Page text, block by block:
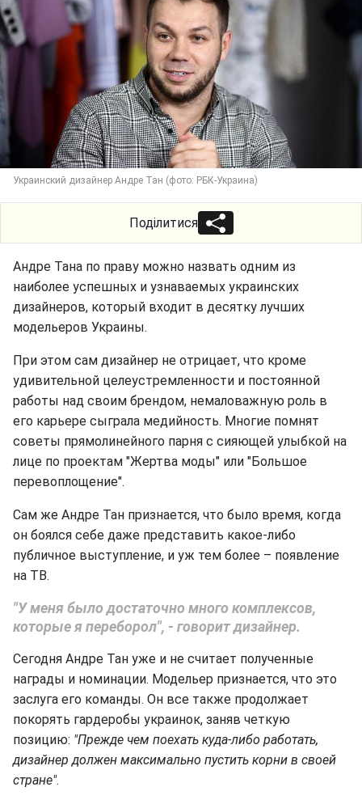
Украинский дизайнер Андре Тан (фото: РБК-Украина)
Поділитися
Андре Тана по праву можно назвать одним из
наиболее успешных и узнаваемых украинских
дизайнеров, который входит в десятку лучших
модельеров Украины.
При этом сам дизайнер не отрицает, что кроме
удивительной целеустремленности и постоянной
работы над своим брендом, немаловажную роль в
его карьере сыграла медийность. Многие помнят
советы прямолинейного парня с сияющей улыбкой на
лице по проектам "Жертва моды" или "Большое
перевоплощение".
Сам же Андре Тан признается, что было время, когда
он боялся себе даже представить какое-либо
публичное выступление, и уж тем более – появление
на ТВ.
"У меня было достаточно много комплексов,
которые я переборол", - говорит дизайнер.
Сегодня Андре Тан уже и не считает полученные
награды и номинации. Модельер признается, что это
заслуга его команды. Он все также продолжает
покорять гардеробы украинок, заняв четкую
позицию: "Прежде чем поехать куда-либо работать,
дизайнер должен максимально пустить корни в своей
стране".